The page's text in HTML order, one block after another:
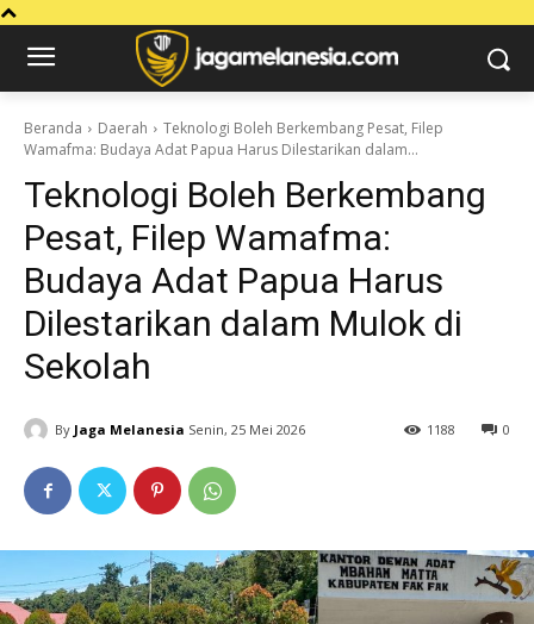
Beranda Daerah
Teknologi Boleh Berkembang Pesat, Filep
Wamafma: Budaya Adat Papua Harus Dilestarikan dalam...
Teknologi Boleh Berkembang
Pesat, Filep Wamafma:
Budaya Adat Papua Harus
Dilestarikan dalam Mulok di
Sekolah
By Jaga Melanesia Senin, 25 Mei 2026 0
1188